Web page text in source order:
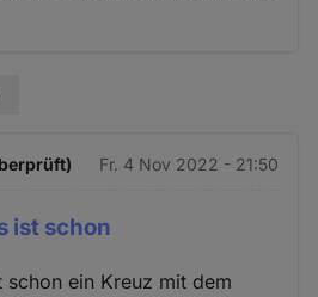
Fr. 4 Nov 2022 - 21:50
ist schon
schon ein Kreuz mit dem